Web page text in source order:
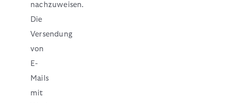
nachzuweisen.
Die
Versendung
von
E-
Mails
mit